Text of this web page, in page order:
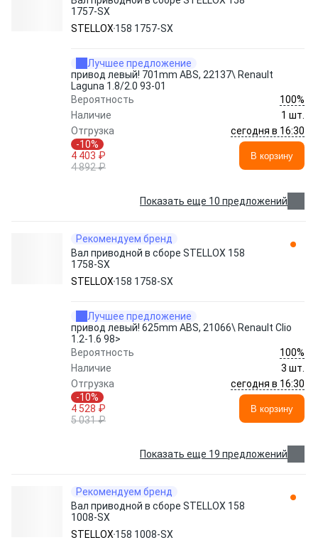
1757-SX
STELLOX 158 1757-SX
Лучшее предложение
привод левый! 701mm ABS, 22137\ Renault
Laguna 1.8/2.0 93-01
Вероятность
100%
Наличие
1 шт.
Отгрузка
сегодня в 16:30
-10%
4 403 ₽
4 892 ₽
В корзину
Показать еще 10 предложений
Рекомендуем бренд
Вал приводной в сборе STELLOX 158
1758-SX
STELLOX 158 1758-SX
Лучшее предложение
привод левый! 625mm ABS, 21066\ Renault Clio
1.2-1.6 98>
Вероятность
100%
Наличие
3 шт.
Отгрузка
сегодня в 16:30
-10%
4 528 ₽
5 031 ₽
В корзину
Показать еще 19 предложений
Рекомендуем бренд
Вал приводной в сборе STELLOX 158
1008-SX
STELLOX 158 1008-SX